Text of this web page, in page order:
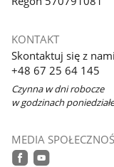
KONTAKT
Skontaktuj się z nami
+48 67 25 64 145
Czynna w dni robocze
w godzinach
MEDIA